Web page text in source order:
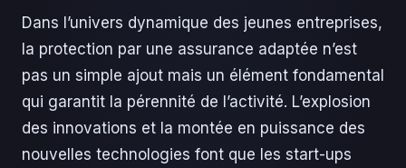
Dans l’univers dynamique des jeunes entreprises,
la protection par une assurance adaptée n’est
pas un simple ajout mais un élément fondamental
qui garantit la pérennité de l’activité. L’explosion
des innovations et la montée en puissance des
nouvelles technologies font que les start-ups